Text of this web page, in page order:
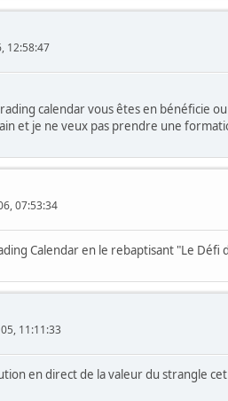
12:58:47
calendar vous êtes en bénéficie ou
et je ne veux pas prendre une
07:53:34
Calendar en le rebaptisant "Le
11:11:33
en direct de la valeur du strangle